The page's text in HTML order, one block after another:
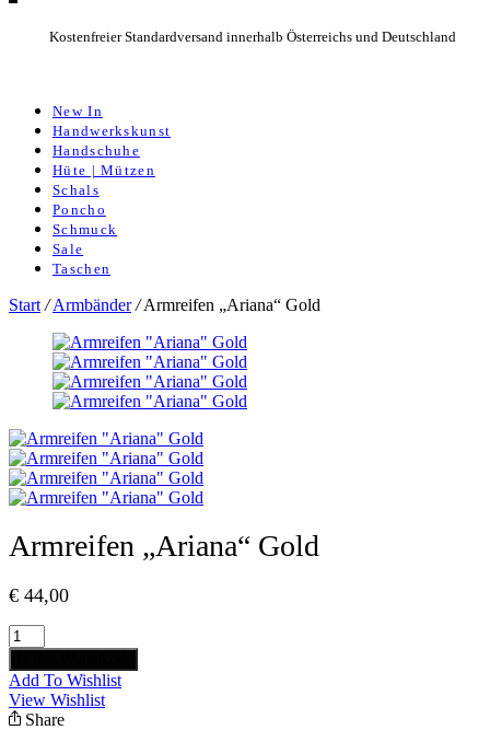
Kostenfreier Standardversand innerhalb Österreichs und Deutschland
New In
Handwerkskunst
Handschuhe
Hüte | Mützen
Schals
Poncho
Schmuck
Sale
Taschen
Start / Armbänder /Armreifen „Ariana“ Gold
Armreifen „Ariana“ Gold
€ 44,00
Armreifen
"Ariana"
Gold
Menge
Add To Wishlist
View Wishlist
Share